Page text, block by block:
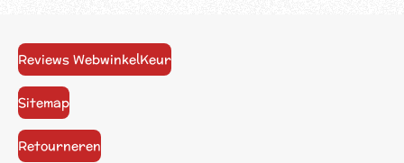
Reviews WebwinkelKeur
Sitemap
Retourneren